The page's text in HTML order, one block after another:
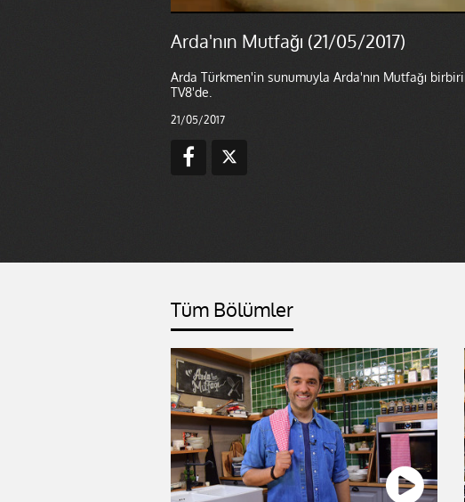
Arda'nın Mutfağı (21/05/2017)
Arda Türkmen'in sunumuyla Arda'nın Mutfağı
TV8'de.
21/05/2017
Tüm Bölümler